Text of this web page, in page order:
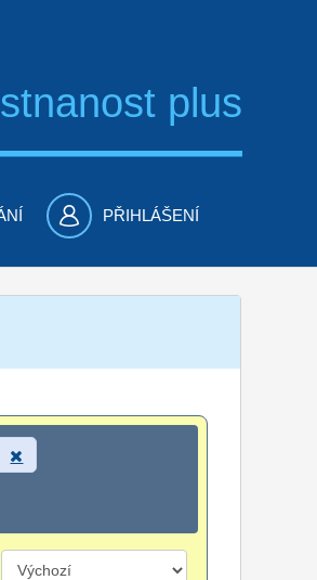
plus
PŘIHLÁŠENÍ